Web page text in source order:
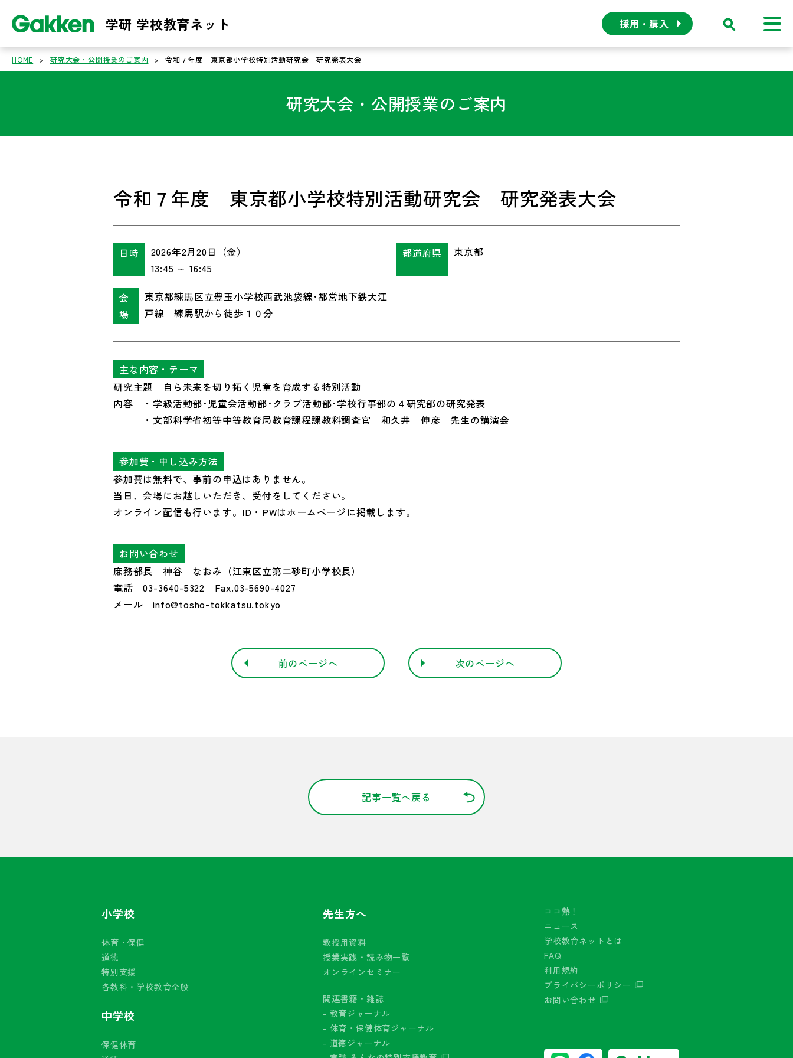
学研 学校教育ネット 採用・購入
HOME > 研究大会・公開授業のご案内 > 令和７年度 東京都小学校特別活動研究会 研究発表大会
研究大会・公開授業のご案内
令和７年度 東京都小学校特別活動研究会 研究発表大会
日時
2026年2月20日（金）
13:45 ～ 16:45
都道府県 東京都
会
場
東京都練馬区立豊玉小学校西武池袋線･都営地下鉄大江
戸線 練馬駅から徒歩１０分
主な内容・テーマ
研究主題 自ら未来を切り拓く児童を育成する特別活動
内容 ・学級活動部･児童会活動部･クラブ活動部･学校行事部の４研究部の研究発表
・文部科学省初等中等教育局教育課程課教科調査官 和久井 伸彦 先生の講演会
参加費・申し込み方法
参加費は無料で、事前の申込はありません。
当日、会場にお越しいただき、受付をしてください。
オンライン配信も行います。ID・PWはホームページに掲載します。
お問い合わせ
庶務部長 神谷 なおみ（江東区立第二砂町小学校長）
電話 03-3640-5322 Fax.03-5690-4027
メール info@tosho-tokkatsu.tokyo
前のページへ 次のページへ
記事一覧へ戻る
小学校
体育・保健
道徳
特別支援
各教科・学校教育全般
中学校
保健体育
先生方へ
教授用資料
授業実践・読み物一覧
オンラインセミナー
関連書籍・雑誌
- 教育ジャーナル
- 体育・保健体育ジャーナル
- 道徳ジャーナル
ココ熱！
ニュース
学校教育ネットとは
FAQ
利用規約
プライバシーポリシー
お問い合わせ